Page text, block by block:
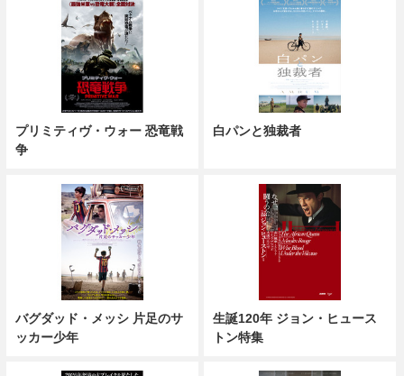
プリミティヴ・ウォー 恐竜戦
争
白パンと独裁者
バグダッド・メッシ 片足のサ
ッカー少年
生誕120年 ジョン・ヒュース
トン特集